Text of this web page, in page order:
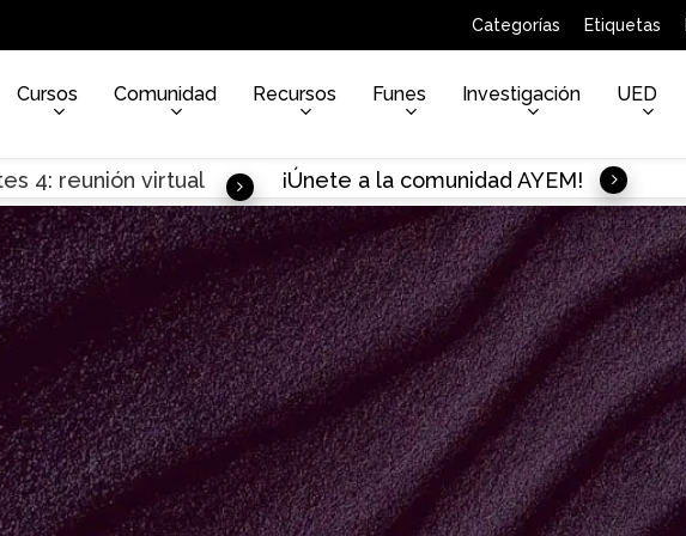
Categorías Etiquetas
Cursos Comunidad Recursos Funes Investigación UED
4: reunión virtual ¡Únete a la comunidad AYEM!